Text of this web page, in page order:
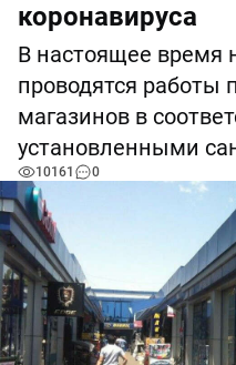
коронавируса
В настоящее время
проводятся работы
магазинов в
установленными
10161 0